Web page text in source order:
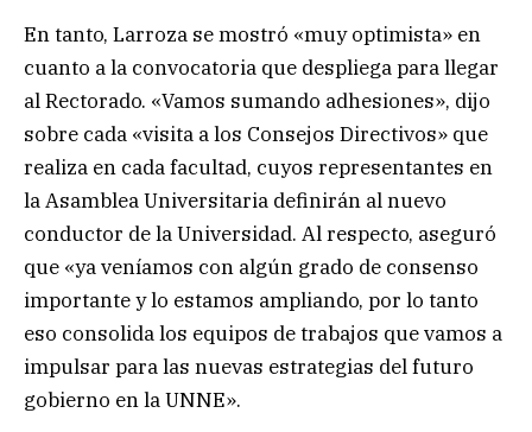
En tanto, Larroza se mostró «muy optimista» en
cuanto a la convocatoria que despliega para llegar
al Rectorado. «Vamos sumando adhesiones», dijo
sobre cada «visita a los Consejos Directivos» que
realiza en cada facultad, cuyos representantes en
la Asamblea Universitaria definirán al nuevo
conductor de la Universidad. Al respecto, aseguró
que «ya veníamos con algún grado de consenso
importante y lo estamos ampliando, por lo tanto
eso consolida los equipos de trabajos que vamos a
impulsar para las nuevas estrategias del futuro
gobierno en la UNNE».